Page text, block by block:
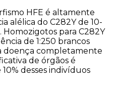
HFE é altamente
alélica do C282Y de 10-
Homozigotos para C282Y
de 1:250 brancos
doença completamente
de órgãos é
desses indivíduos